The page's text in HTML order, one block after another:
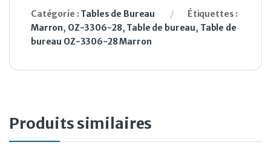
Catégorie :Tables de Bureau
Étiquettes :
Marron, OZ-3306-28, Table de bureau, Table de
bureau OZ-3306-28 Marron
Produits similaires